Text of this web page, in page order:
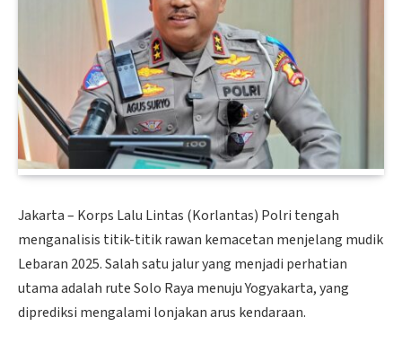
Jakarta – Korps Lalu Lintas (Korlantas) Polri tengah
menganalisis titik-titik rawan kemacetan menjelang mudik
Lebaran 2025. Salah satu jalur yang menjadi perhatian
utama adalah rute Solo Raya menuju Yogyakarta, yang
diprediksi mengalami lonjakan arus kendaraan.